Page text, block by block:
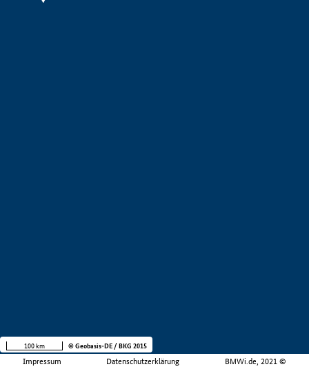
Impressum Datenschutzerklärung BMWi.de, 2021 ©
100 km © Geobasis-DE / BKG 2015